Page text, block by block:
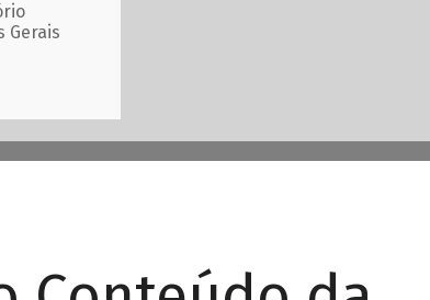
Gerais